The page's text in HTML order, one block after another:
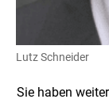
Lutz Schneider
Sie haben